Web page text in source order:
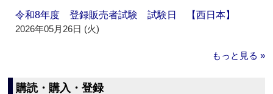
令和8年度 登録販売者試験 試験日 【西日本】
2026年05月26日 (火)
もっと見る »
購読・購入・登録